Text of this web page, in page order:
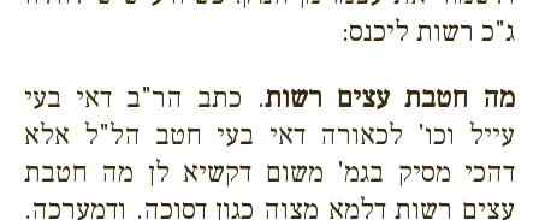
ג"כ רשות ליכנס:
מה חטבת עצים רשות. כתב הר"ב דאי בעי
עייל וכו' לכאורה דאי בעי חטב הל"ל אלא
דהכי מסיק בגמ' משום דקשיא לן מה חטבת
עצים רשות דלמא מצוה כגון דסוכה. ודמערכה.